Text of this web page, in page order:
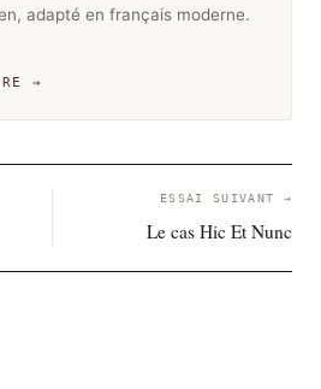
adapté en français moderne.
→
ESSAI SUIVANT →
Le cas Hic Et Nunc